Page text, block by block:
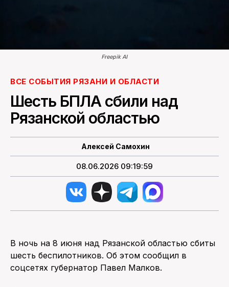
Freepik AI
ВСЕ СОБЫТИЯ РЯЗАНИ И ОБЛАСТИ
Шесть БПЛА сбили над
Рязанской областью
Алексей Самохин
08.06.2026 09:19:59
В ночь на 8 июня над Рязанской областью сбиты
шесть беспилотников. Об этом сообщил в
соцсетях губернатор Павел Малков.